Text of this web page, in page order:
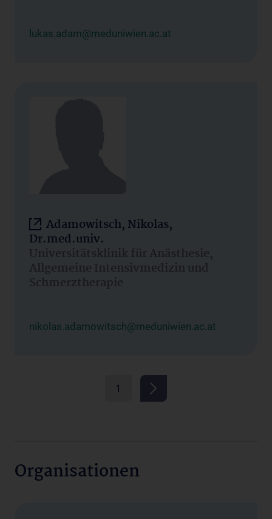
lukas.adam@meduniwien.ac.at
Adamowitsch, Nikolas,
Dr.med.univ.
Universitätsklinik für Anästhesie,
Allgemeine Intensivmedizin und
Schmerztherapie
nikolas.adamowitsch@meduniwien.ac.at
1
Organisationen